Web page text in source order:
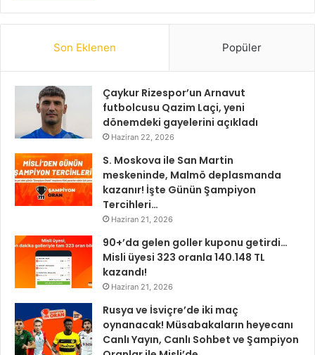
Son Eklenen Popüler
Çaykur Rizespor’un Arnavut
futbolcusu Qazim Laçi, yeni
dönemdeki gayelerini açıkladı
Haziran 22, 2026
S. Moskova ile San Martin
meskeninde, Malmö deplasmanda
kazanır! İşte Günün Şampiyon
Tercihleri…
Haziran 21, 2026
90+’da gelen goller kuponu getirdi…
Misli üyesi 323 oranla 140.148 TL
kazandı!
Haziran 21, 2026
Rusya ve İsviçre’de iki maç
oynanacak! Müsabakaların heyecanı
Canlı Yayın, Canlı Sohbet ve Şampiyon